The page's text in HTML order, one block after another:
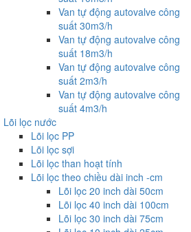
Van tự động autovalve công
suất 30m3/h
Van tự động autovalve công
suất 18m3/h
Van tự động autovalve công
suất 2m3/h
Van tự động autovalve công
suất 4m3/h
Lõi lọc nước
Lõi lọc PP
Lõi lọc sợi
Lõi lọc than hoạt tính
Lõi lọc theo chiều dài inch -cm
Lõi lọc 20 inch dài 50cm
Lõi lọc 40 inch dài 100cm
Lõi lọc 30 inch dài 75cm